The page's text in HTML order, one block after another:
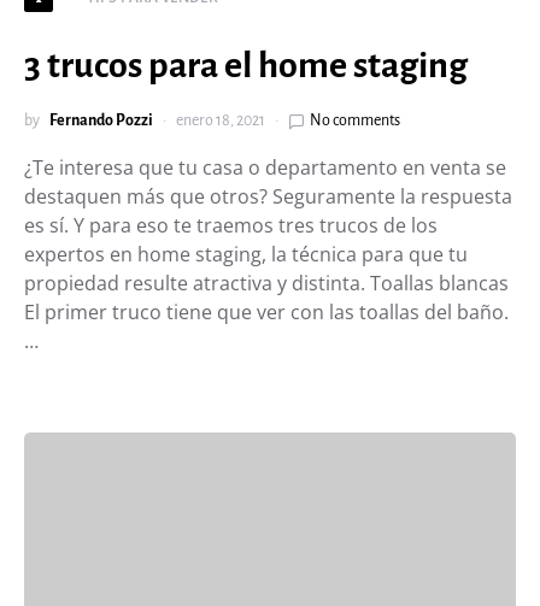
3 trucos para el home staging
by Fernando Pozzi enero 18, 2021 No comments
¿Te interesa que tu casa o departamento en venta se
destaquen más que otros? Seguramente la respuesta
es sí. Y para eso te traemos tres trucos de los
expertos en home staging, la técnica para que tu
propiedad resulte atractiva y distinta. Toallas blancas
El primer truco tiene que ver con las toallas del baño.
…